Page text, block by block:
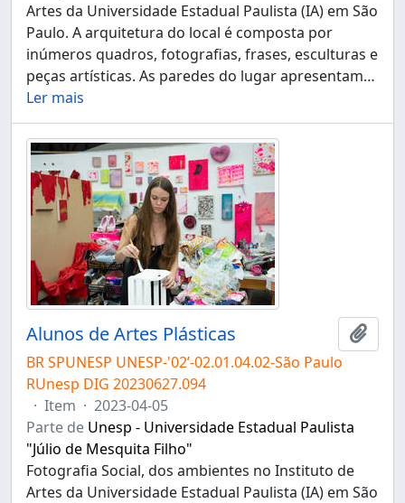
Artes da Universidade Estadual Paulista (IA) em São
Paulo. A arquitetura do local é composta por
inúmeros quadros, fotografias, frases, esculturas e
peças artísticas. As paredes do lugar apresentam…
Ler mais
Alunos de Artes Plásticas
BR SPUNESP UNESP-'02’-02.01.04.02-São Paulo
RUnesp DIG 20230627.094
· Item · 2023-04-05
Parte de Unesp - Universidade Estadual Paulista
"Júlio de Mesquita Filho"
Fotografia Social, dos ambientes no Instituto de
Artes da Universidade Estadual Paulista (IA) em São